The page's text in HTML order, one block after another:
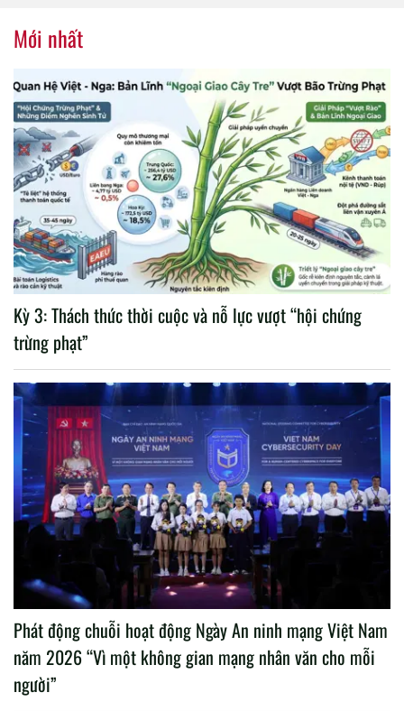
Mới nhất
Kỳ 3: Thách thức thời cuộc và nỗ lực vượt “hội chứng
trừng phạt”
Phát động chuỗi hoạt động Ngày An ninh mạng Việt Nam
năm 2026 “Vì một không gian mạng nhân văn cho mỗi
người”